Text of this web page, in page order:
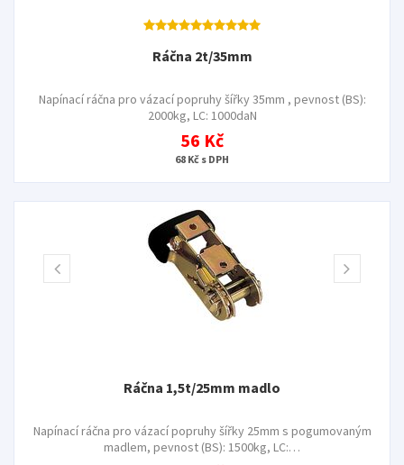
Ráčna 2t/35mm
Napínací ráčna pro vázací popruhy šířky 35mm , pevnost (BS):
2000kg, LC: 1000daN
56 Kč
68 Kč s DPH
Ráčna 1,5t/25mm madlo
Napínací ráčna pro vázací popruhy šířky 25mm s pogumovaným
madlem, pevnost (BS): 1500kg, LC:…